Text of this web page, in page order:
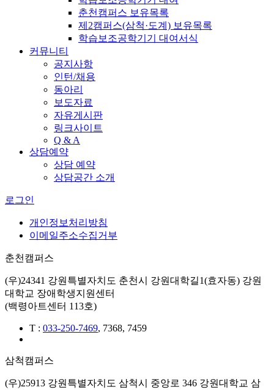
춘천캠퍼스 보유목록
제2캠퍼스(삼척·도계) 보유목록
학습보조공학기기 대여서식
커뮤니티
공지사항
인턴/채용
동아리
보도자료
자유게시판
링크사이트
Q & A
상담예약
상담 예약
상담공간 소개
로그인
개인정보처리방침
이메일주소수집거부
춘천캠퍼스
(우)24341 강원특별자치도 춘천시 강원대학길1(효자동) 강원
대학교 장애학생지원센터
(백령아트센터 113호)
T : 033-250-7469, 7368, 7459
삼척캠퍼스
(우)25913 강원특별자치도 삼척시 중앙로 346 강원대학교 삼